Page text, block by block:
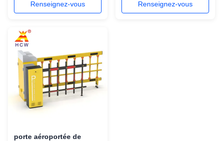
Renseignez-vous Renseignez-vous
porte aéroportée de